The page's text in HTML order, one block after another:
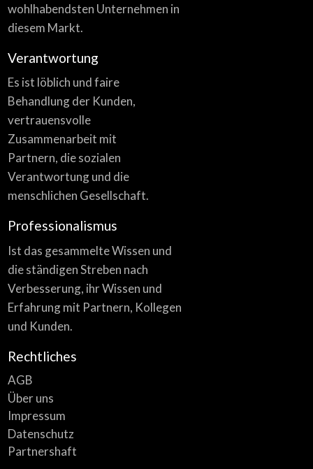
wohlhabendsten Unternehmen in
diesem Markt.
Verantwortung
Es ist löblich und faire
Behandlung der Kunden,
vertrauensvolle
Zusammenarbeit mit
Partnern, die sozialen
Verantwortung und die
menschlichen Gesellschaft.
Professionalismus
Ist das gesammelte Wissen und
die ständigen Streben nach
Verbesserung, ihr Wissen und
Erfahrung mit Partnern, Kollegen
und Kunden.
Rechtliches
AGB
Über uns
Impressum
Datenschutz
Partnershaft